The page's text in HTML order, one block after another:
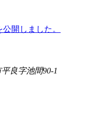
開しました。
良字池間90-1